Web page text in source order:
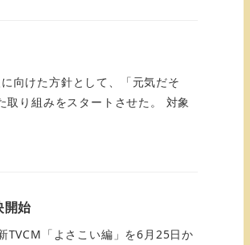
向けた方針として、「元気だそ
取り組みをスタートさせた。 対象
開始
TVCM「よさこい編」を6月25日か